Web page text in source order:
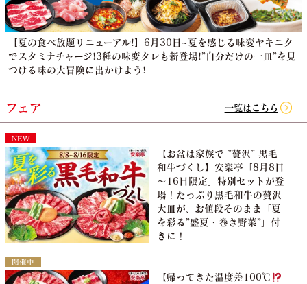
【夏の食べ放題リニューアル!】6月30日~夏を感じる味変ヤキニク
でスタミナチャージ!3種の味変タレも新登場!”自分だけの一皿”を見
つける味の大冒険に出かけよう!
フェア 一覧はこちら
NEW
【お盆は家族で ”贅沢” 黒毛
和牛づくし】安楽亭「8月8日
～16日限定」特別セットが登
場！たっぷり黒毛和牛の贅沢
大皿が、お値段そのまま「夏
を彩る”盛夏・巻き野菜”」付
きに！
開催中
【帰ってきた温度差100℃